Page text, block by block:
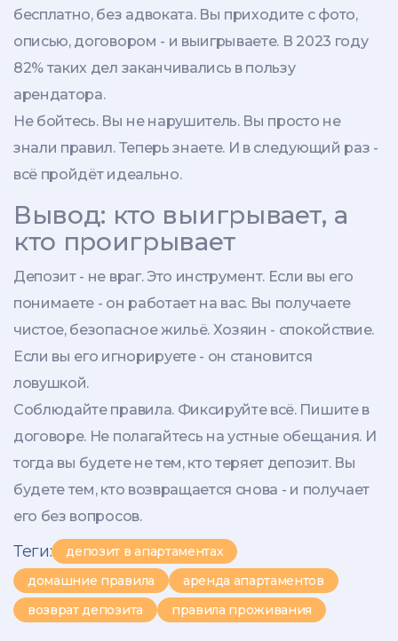
бесплатно, без адвоката. Вы приходите с фото,
описью, договором - и выигрываете. В 2023 году
82% таких дел заканчивались в пользу
арендатора.
Не бойтесь. Вы не нарушитель. Вы просто не
знали правил. Теперь знаете. И в следующий раз -
всё пройдёт идеально.
Вывод: кто выигрывает, а
кто проигрывает
Депозит - не враг. Это инструмент. Если вы его
понимаете - он работает на вас. Вы получаете
чистое, безопасное жильё. Хозяин - спокойствие.
Если вы его игнорируете - он становится
ловушкой.
Соблюдайте правила. Фиксируйте всё. Пишите в
договоре. Не полагайтесь на устные обещания. И
тогда вы будете не тем, кто теряет депозит. Вы
будете тем, кто возвращается снова - и получает
его без вопросов.
Теги:
депозит в апартаментах
домашние правила
аренда апартаментов
возврат депозита
правила проживания